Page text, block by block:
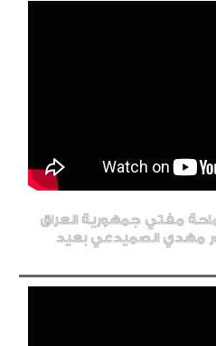
مفتي جمهورية العراق
مهدي الصميدعي بعيد